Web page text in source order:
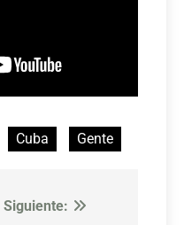
Cuba Gente
Siguiente: